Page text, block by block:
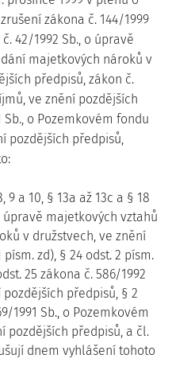
zákona č. 144/1999
42/1992 Sb., o úpravě
majetkových nároků v
předpisů, zákon č.
ve znění pozdějších
Sb., o Pozemkovém fondu
pozdějších předpisů,
9 a 10, § 13a až 13c a § 18
úpravě majetkových vztahů
v družstvech, ve znění
zd), § 24 odst. 2 písm.
25 zákona č. 586/1992
předpisů, § 2
1991 Sb., o Pozemkovém
pozdějších předpisů, a čl.
dnem vyhlášení tohoto